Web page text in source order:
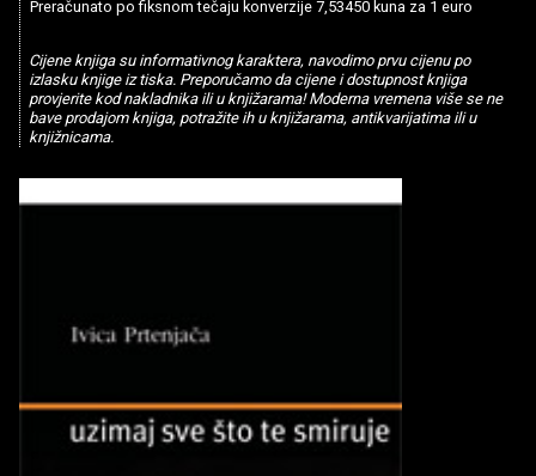
Preračunato po fiksnom tečaju konverzije 7,53450 kuna za 1 euro
Cijene knjiga su informativnog karaktera, navodimo prvu cijenu po
izlasku knjige iz tiska. Preporučamo da cijene i dostupnost knjiga
provjerite kod nakladnika ili u knjižarama! Moderna vremena više se ne
bave prodajom knjiga, potražite ih u knjižarama, antikvarijatima ili u
knjižnicama.